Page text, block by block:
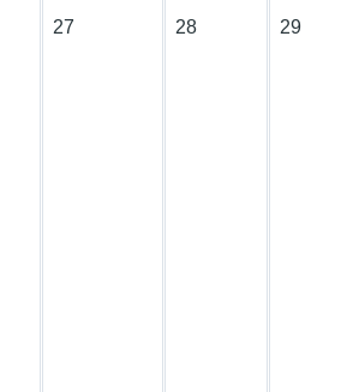
27 28 29